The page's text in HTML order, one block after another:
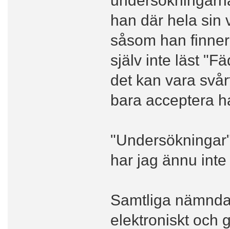
han där hela sin
såsom han
själv inte läst
det kan vara
bara acceptera
har jag ännu inte
Samtliga
elektroniskt och